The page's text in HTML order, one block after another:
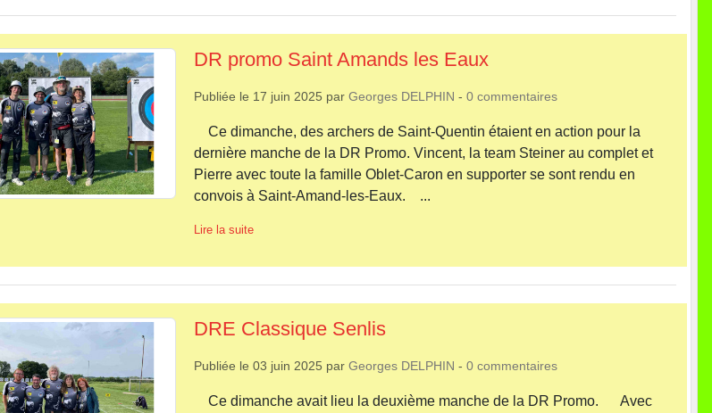
DR promo Saint Amands les Eaux
Publiée le 17 juin 2025 parGeorges DELPHIN -0 commentaires
Ce dimanche, des archers de Saint-Quentin étaient en action pour la
dernière manche de la DR Promo. Vincent, la team Steiner au complet et
Pierre avec toute la famille Oblet-Caron en supporter se sont rendu en
convois à Saint-Amand-les-Eaux. ...
Lire la suite
DRE Classique Senlis
Publiée le03 juin 2025 parGeorges DELPHIN -0 commentaires
Ce dimanche avait lieu la deuxième manche de la DR Promo. Avec